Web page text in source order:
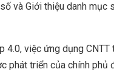
và Giới thiệu danh
4.0, việc ứng dụng
phát triển của chính